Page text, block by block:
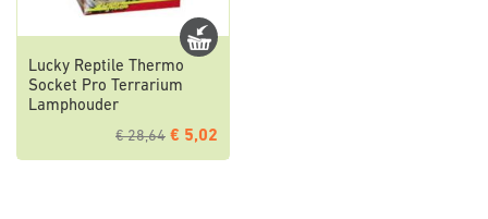
Lucky Reptile Thermo
Socket Pro Terrarium
Lamphouder
€ 28,64 € 5,02